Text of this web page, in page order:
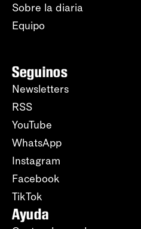
Sobre la diaria
Equipo
Seguinos
Newsletters
RSS
YouTube
WhatsApp
Instagram
Facebook
TikTok
Ayuda